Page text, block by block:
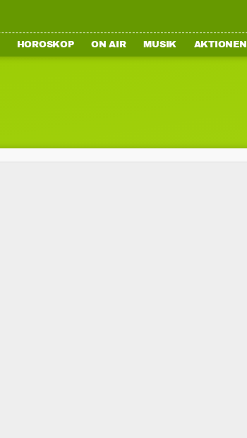
HOROSKOP ON AIR MUSIK AKTIONEN